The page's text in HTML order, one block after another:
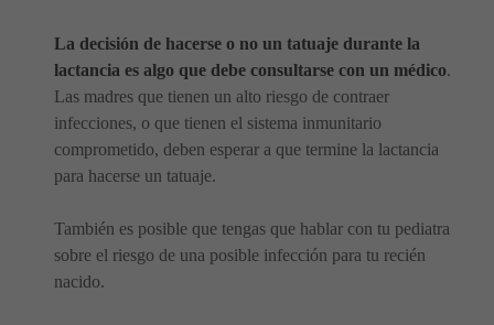
La decisión de hacerse o no un tatuaje durante la
lactancia es algo que debe consultarse con un médico.
Las madres que tienen un alto riesgo de contraer
infecciones, o que tienen el sistema inmunitario
comprometido, deben esperar a que termine la lactancia
para hacerse un tatuaje.
También es posible que tengas que hablar con tu pediatra
sobre el riesgo de una posible infección para tu recién
nacido.